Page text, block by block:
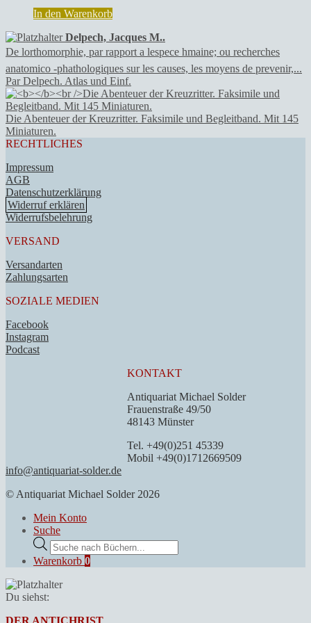
Christoph
Burger,
Ruth
Menge
In den Warenkorb
Delpech, Jacques M..
De lorthomorphie, par rapport a lespece hmaine; ou recherches
anatomico -phathologiques sur les causes, les moyens de prevenir,...
Par Delpech. Atlas und Einf.
Die Abenteuer der Kreuzritter. Faksimile und Begleitband. Mit 145
Miniaturen.
RECHTLICHES
Impressum
AGB
Datenschutzerklärung
Widerruf erklären
Widerrufsbelehrung
VERSAND
Versandarten
Zahlungsarten
SOZIALE MEDIEN
Facebook
Instagram
Podcast
KONTAKT
Antiquariat Michael Solder
Frauenstraße 49/50
48143 Münster
Tel. +49(0)251 45339
Mobil +49(0)1712669509
info@antiquariat-solder.de
© Antiquariat Michael Solder 2026
Mein Konto
Suche
Products
search
Warenkorb 0
Du siehst: